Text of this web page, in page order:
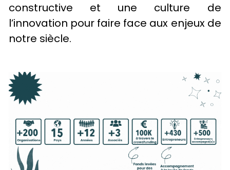
constructive et une culture de
l’innovation pour faire face aux enjeux de
notre siècle.